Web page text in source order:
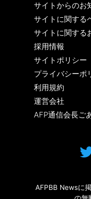
サイトからのお
サイトに関する
サイトに関する
採用情報
サイトポリシー
プライバシーポ
利用規約
運営会社
AFP通信会長ご
AFPBB Newsに